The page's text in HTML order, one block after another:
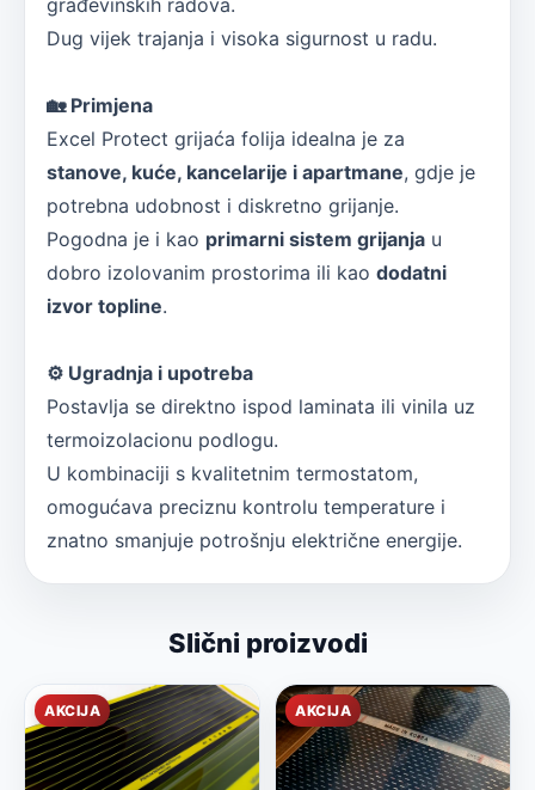
građevinskih radova.
Dug vijek trajanja i visoka sigurnost u radu.
🏡 Primjena
Excel Protect grijaća folija idealna je za
stanove, kuće, kancelarije i apartmane, gdje je
potrebna udobnost i diskretno grijanje.
Pogodna je i kao primarni sistem grijanja u
dobro izolovanim prostorima ili kao dodatni
izvor topline.
⚙️ Ugradnja i upotreba
Postavlja se direktno ispod laminata ili vinila uz
termoizolacionu podlogu.
U kombinaciji s kvalitetnim termostatom,
omogućava preciznu kontrolu temperature i
znatno smanjuje potrošnju električne energije.
Slični proizvodi
AKCIJA AKCIJA